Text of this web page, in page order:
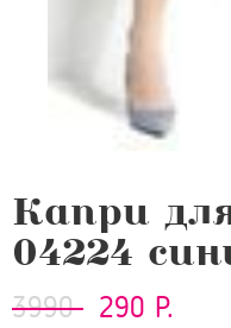
Капри
04224
3990 290 Р.